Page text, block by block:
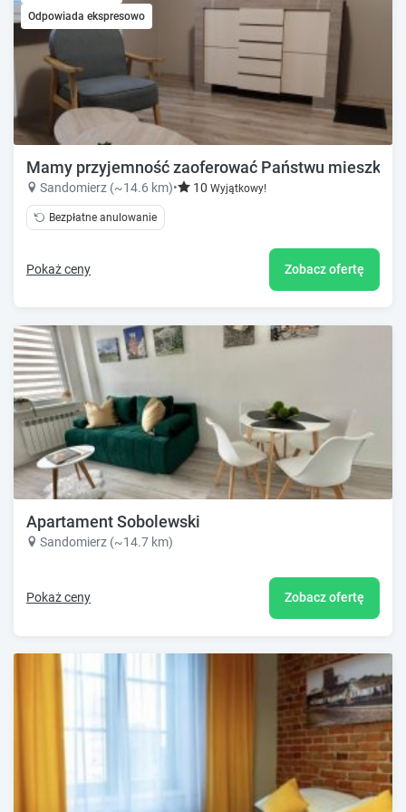
Odpowiada ekspresowo
Mamy przyjemność zaoferować Państwu
Sandomierz (~14.6 km)• 10 Wyjątkowy!
Bezpłatne anulowanie
Pokaż ceny Zobacz ofertę
Apartament Sobolewski
Sandomierz (~14.7 km)
Pokaż ceny Zobacz ofertę